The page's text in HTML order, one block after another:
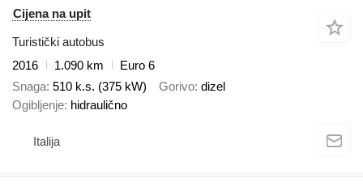
Cijena na upit
Turistički autobus
2016
1.090 km
Euro 6
Snaga 510 k.s. (375 kW) Gorivo dizel
Ogibljenje hidraulično
Italija